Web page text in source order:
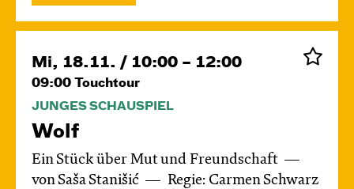
Mi, 18.11. / 10:00 – 12:00
09:00 Touchtour
JUNGES SCHAUSPIEL
Wolf
Ein Stück über Mut und Freundschaft
von Saša Stanišić
Regie: Carmen Schwarz